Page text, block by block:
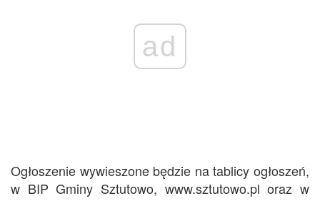
ad
Ogłoszenie wywieszone będzie na tablicy ogłoszeń,
w BIP Gminy Sztutowo, www.sztutowo.pl oraz w